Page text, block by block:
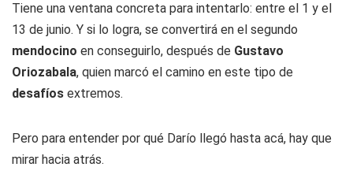
Tiene una ventana concreta para intentarlo: entre el 1 y el
13 de junio. Y si lo logra, se convertirá en el segundo
mendocino en conseguirlo, después de Gustavo
Oriozabala, quien marcó el camino en este tipo de
desafíos extremos.
Pero para entender por qué Darío llegó hasta acá, hay que
mirar hacia atrás.